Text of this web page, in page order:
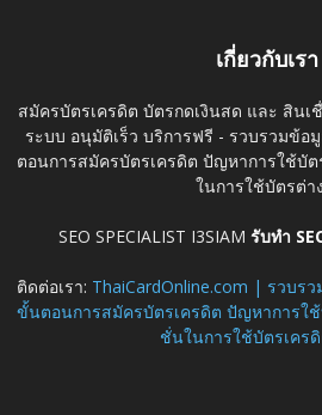
เกี่ยวกับเรา
สมัครบัตรเครดิต บัตรกดเงินสด และ สิน
ระบบ อนุมัติเร็ว บริการฟรี - รวบรวมข้อ
ตอนการสมัครบัตรเครดิต ปัญหาการใช้บั
ในการใช้บัตรต่า
SEO SPECIALIST I3SIAM รับทำ
ติดต่อเรา: ThaiCardOnline.com | รวบร
ขั้นตอนการสมัครบัตรเครดิต ปัญหาการใ
ชั่นในการใช้บัตรเคร